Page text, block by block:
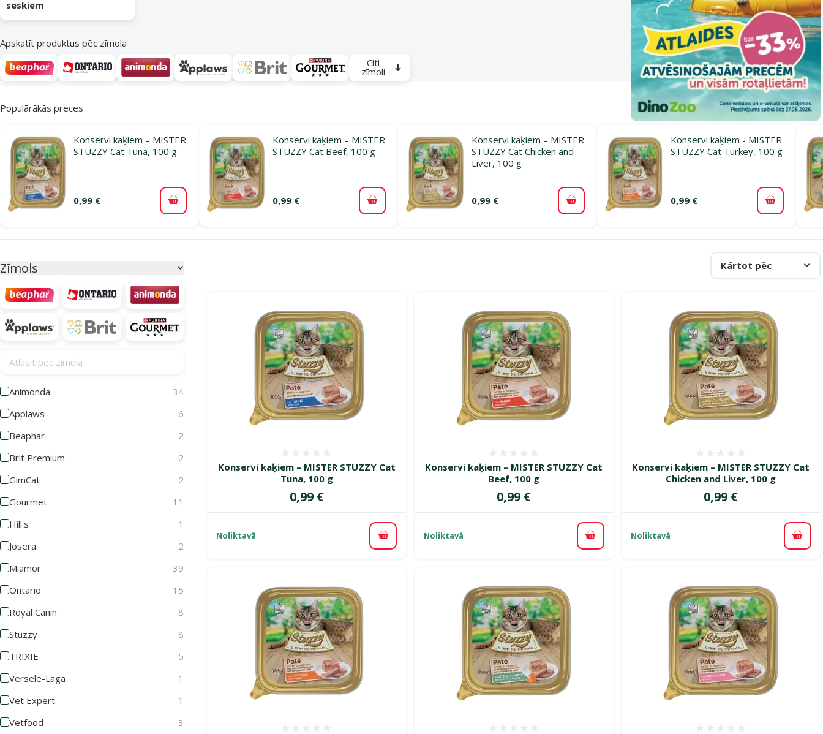
Apskatīt produktus pēc zīmola
Citi
zīmoli
Populārākās preces
Konservi kaķiem – MISTER
STUZZY Cat Tuna, 100 g
0,99 € Pievienot grozam
Konservi kaķiem – MISTER
STUZZY Cat Beef, 100 g
0,99 € Pievienot grozam
Konservi kaķiem – MISTER
STUZZY Cat Chicken and
Liver, 100 g
0,99 € Pievienot grozam
Konservi kaķiem - MISTER
STUZZY Cat Turkey, 100 g
0,99 € Pievienot
Zīmols
Atlasīt pēc zīmola
Animonda
34
Applaws
6
Beaphar
2
Brit Premium
2
GimCat
2
Gourmet
11
Hill's
1
Josera
2
Miamor
39
Ontario
15
Royal Canin
8
Stuzzy
8
TRIXIE
5
Versele-Laga
1
Vet Expert
1
Vetfood
3
Kārtot pēc
Konservi kaķiem – MISTER STUZZY Cat
Tuna, 100 g
Cena
0,99 €
Noliktavā Pievienot grozam
Konservi kaķiem – MISTER STUZZY Cat
Beef, 100 g
Cena
0,99 €
Noliktavā Pievienot grozam
Konservi kaķiem – MISTER STUZZY Cat
Chicken and Liver, 100 g
Cena
0,99 €
Noliktavā